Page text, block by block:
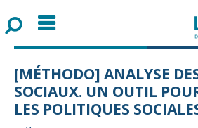
Menu
[MÉTHODO] ANALYSE
SOCIAUX. UN OUTIL
LES POLITIQUES